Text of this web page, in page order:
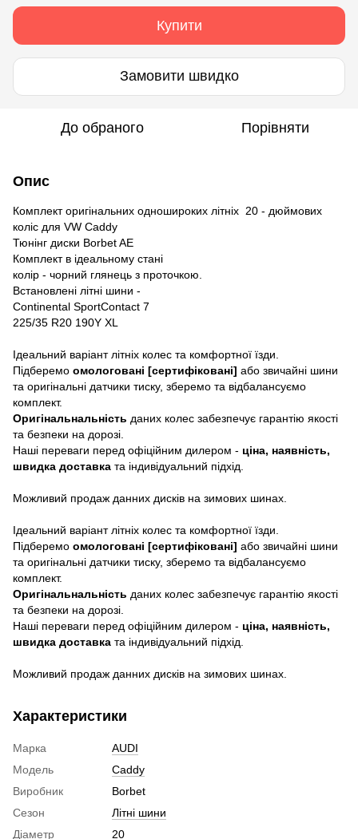
Купити
Замовити швидко
До обраного Порівняти
Опис
Комплект оригінальних одношироких літніх 20 - дюймових
коліс для VW Caddy
Тюнінг диски Borbet AE
Комплект в ідеальному стані
колір - чорний глянець з проточкою.
Встановлені літні шини -
Continental SportContact 7
225/35 R20 190Y XL
Ідеальний варіант літніх колес та комфортної їзди.
Підберемо омологовані [сертифіковані] або звичайні шини
та оригінальні датчики тиску, зберемо та відбалансуємо
комплект.
Оригінальнальність даних колес забезпечує гарантію якості
та безпеки на дорозі.
Наші переваги перед офіційним дилером - ціна, наявність,
швидка доставка та індивідуальний підхід.
Можливий продаж данних дисків на зимових шинах.
Ідеальний варіант літніх колес та комфортної їзди.
Підберемо омологовані [сертифіковані] або звичайні шини
та оригінальні датчики тиску, зберемо та відбалансуємо
комплект.
Оригінальнальність даних колес забезпечує гарантію якості
та безпеки на дорозі.
Наші переваги перед офіційним дилером - ціна, наявність,
швидка доставка та індивідуальний підхід.
Можливий продаж данних дисків на зимових шинах.
Характеристики
Марка
AUDI
Модель
Caddy
Виробник
Borbet
Сезон
Літні шини
Діаметр
20